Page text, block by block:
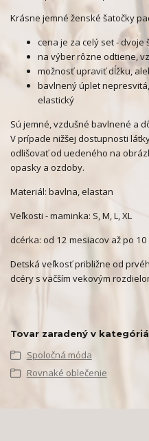
Krásne jemné ženské šatočky
cena je za celý set - dvoje
na výber rôzne odtiene,
možnosť upraviť dĺžku,
bavlnený úplet
elastický
Sú jemné, vzdušné bavlnené a
V prípade nižšej dostupnosti
odlišovať od uedeného na
opasky a ozdoby.
Materiál: bavlna, elastan
Veľkosti - maminka: S, M, L, XL
dcérka: od 12 mesiacov až po
Detská veľkosť približne od
dcéry s väčším vekovým
Tovar zaradený v
Spoločná móda
Rovnaké oblečenie